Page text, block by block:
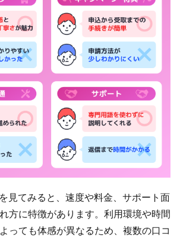
見てみると、速度や料金、サポート面
方に特徴があります。利用環境や時間
っても体感が異なるため、複数の口コ